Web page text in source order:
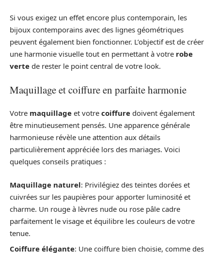
Si vous exigez un effet encore plus contemporain, les
bijoux contemporains avec des lignes géométriques
peuvent également bien fonctionner. L’objectif est de créer
une harmonie visuelle tout en permettant à votre robe
verte de rester le point central de votre look.
Maquillage et coiffure en parfaite harmonie
Votre maquillage et votre coiffure doivent également
être minutieusement pensés. Une apparence générale
harmonieuse révèle une attention aux détails
particulièrement appréciée lors des mariages. Voici
quelques conseils pratiques :
Maquillage naturel: Privilégiez des teintes dorées et
cuivrées sur les paupières pour apporter luminosité et
charme. Un rouge à lèvres nude ou rose pâle cadre
parfaitement le visage et équilibre les couleurs de votre
tenue.
Coiffure élégante: Une coiffure bien choisie, comme des